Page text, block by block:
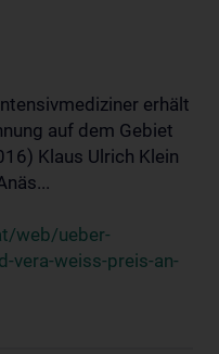
erhält
auf dem Gebiet
Klaus Ulrich Klein
web/ueber-
weiss-preis-an-